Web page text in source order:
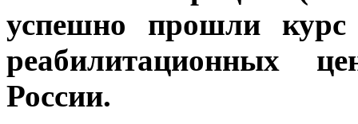
успешно прошли курс
реабилитационных
России.